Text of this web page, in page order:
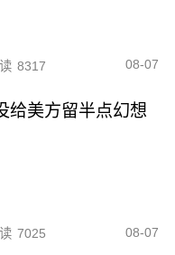
8317 08-07
给美方留半点幻想
7025 08-07